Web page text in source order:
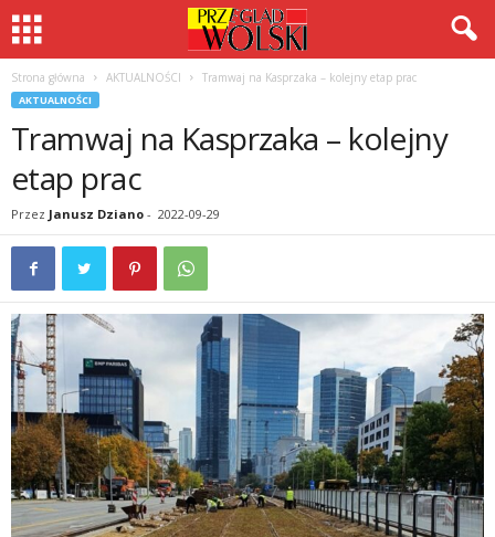
Strona główna AKTUALNOŚCI Tramwaj na Kasprzaka – kolejny etap prac
AKTUALNOŚCI
Tramwaj na Kasprzaka – kolejny
etap prac
Przez Janusz Dziano - 2022-09-29